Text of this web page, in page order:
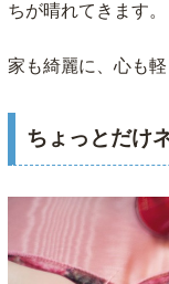
ちが晴れてきます。
家も綺麗に、心も
ちょっとだけ